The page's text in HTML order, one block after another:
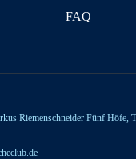
FAQ
Riemenschneider Fünf Höfe,